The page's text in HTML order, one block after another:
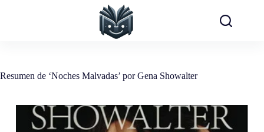
Resumen de ‘Noches Malvadas’ por Gena Showalter